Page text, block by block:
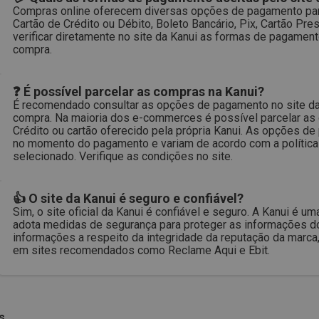
Compras online oferecem diversas opções de pagamento
Cartão de Crédito ou Débito, Boleto Bancário, Pix, Cartão
verificar diretamente no site da Kanui as formas de
compra.
❓ É possível parcelar as compras na Kanui?
É recomendado consultar as opções de pagamento no site
compra. Na maioria dos e-commerces é possível parcelar
Crédito ou cartão oferecido pela própria Kanui. As opções
no momento do pagamento e variam de acordo com a
selecionado. Verifique as condições no site.
👍 O site da Kanui é seguro e confiável?
Sim, o site oficial da Kanui é confiável e seguro. A Kanui é
adota medidas de segurança para proteger as informações
informações a respeito da integridade da reputação da
em sites recomendados como Reclame Aqui e Ebit.